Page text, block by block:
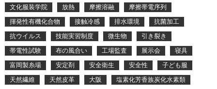
文化服装学院
放熱 摩擦溶融
摩擦帯電序列
揮発性有機化合物
接触冷感 排水環境
抗菌加工
抗ウイルス
技能実習制度 微生物
引き裂き
帯電性試験
布の風合い 工場監査 展示会
寝具
富岡製糸場
安定剤 安全衛生 安全性
子ども服
天然繊維
天然皮革 大阪
塩素化芳香族炭化水素類